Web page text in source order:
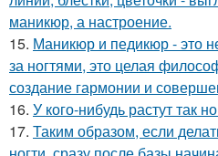
маникюр, а настроение.
15. Маникюр и педикюр - это
за ногтями, это целая
создание гармонии и
16. У кого-нибудь растут так
17. Таким образом, если